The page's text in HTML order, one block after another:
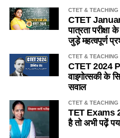
(a) तेतैया दर्श
(b) चिंटी
(c) दीमक
(d) मकड़ी
Q.5 कुत्ता मछली का आवास है
Ans- d
2. यदि किसी विद्यालय में 151 विद्यार्थी
अध्यापकों की संख्या कितनी होगी ?/If
a school, then what will be
including the headmaster?
(a) 4
(b) 5
CTET & TEACHING
CTET
पात्रता परीक्षा
जुड़े महत्वपूर्ण
CTET & TEACHING
CTET 2024
वाइगोत्सकी के
सवाल
CTET & TEACHING
TET Exams
है तो अभी पढ़ें